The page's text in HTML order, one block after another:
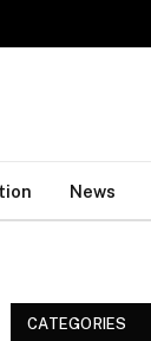
News
CATEGORIES